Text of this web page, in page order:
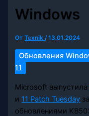
Windows
ОтTexnik/13.01.2024
Обновления
11
Microsoft выпустила
и 11 Patch Tuesday
обновлениями